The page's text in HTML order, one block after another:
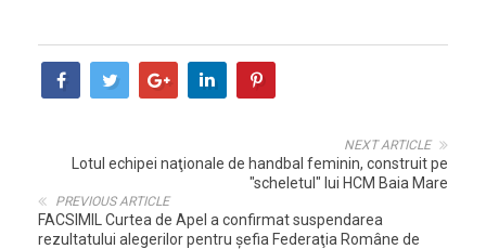
NEXT ARTICLE
Lotul echipei naţionale de handbal feminin, construit pe
"scheletul" lui HCM Baia Mare
PREVIOUS ARTICLE
FACSIMIL Curtea de Apel a confirmat suspendarea
rezultatului alegerilor pentru şefia Federaţia Române de